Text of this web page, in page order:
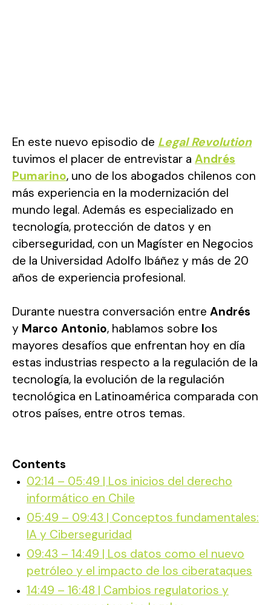
En este nuevo episodio de Legal Revolution
tuvimos el placer de entrevistar a Andrés
Pumarino, uno de los abogados chilenos con
más experiencia en la modernización del
mundo legal. Además es especializado en
tecnología, protección de datos y en
ciberseguridad, con un Magíster en Negocios
de la Universidad Adolfo Ibáñez y más de 20
años de experiencia profesional.
Durante nuestra conversación entre Andrés
y Marco Antonio, hablamos sobre los
mayores desafíos que enfrentan hoy en día
estas industrias respecto a la regulación de la
tecnología, la evolución de la regulación
tecnológica en Latinoamérica comparada con
otros países, entre otros temas.
Contents
02:14 – 05:49 | Los inicios del derecho
informático en Chile
05:49 – 09:43 | Conceptos fundamentales:
IA y Ciberseguridad
09:43 – 14:49 | Los datos como el nuevo
petróleo y el impacto de los ciberataques
14:49 – 16:48 | Cambios regulatorios y